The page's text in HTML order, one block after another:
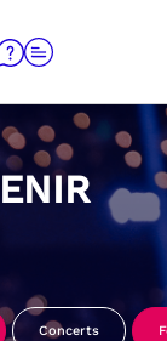
Concerts